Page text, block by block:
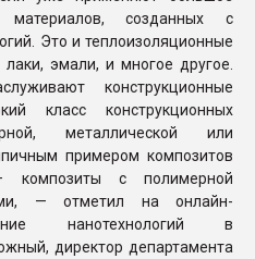
материалов, созданных с
Это и теплоизоляционные
эмали, и многое другое.
конструкционные
класс конструкционных
металлической или
примером композитов
композиты с полимерной
— отметил на онлайн-
нанотехнологий в
директор департамента